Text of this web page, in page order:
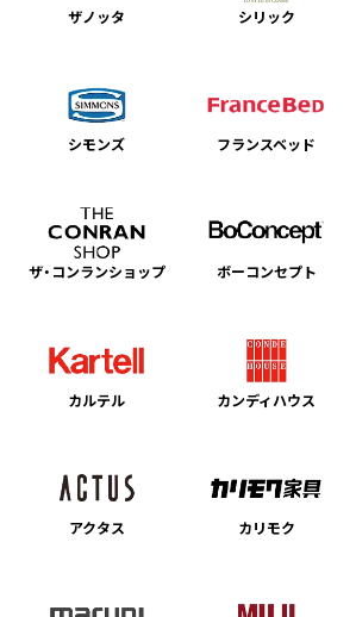
ザノッタ シリック
シモンズ フランスベッド
ザ・コンランショップ ボーコンセプト
カルテル カンディハウス
アクタス カリモク